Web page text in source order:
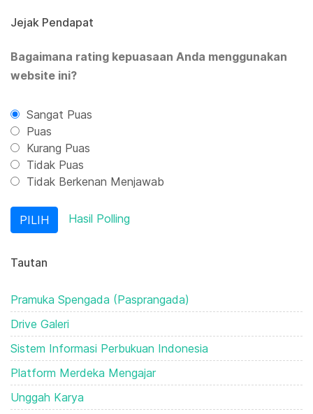
Jejak Pendapat
Bagaimana rating kepuasaan Anda menggunakan
website ini?
Sangat Puas
Puas
Kurang Puas
Tidak Puas
Tidak Berkenan Menjawab
Hasil Polling
Tautan
Pramuka Spengada (Pasprangada)
Drive Galeri
Sistem Informasi Perbukuan Indonesia
Platform Merdeka Mengajar
Unggah Karya